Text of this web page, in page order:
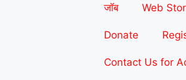
जॉब Web
Donate
Contact Us for